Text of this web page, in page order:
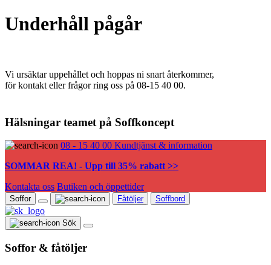
Underhåll pågår
Vi ursäktar uppehållet och hoppas ni snart återkommer,
för kontakt eller frågor ring oss på 08-15 40 00.
Hälsningar teamet på Soffkoncept
08 - 15 40 00 Kundtjänst & information
SOMMAR REA! - Upp till 35% rabatt >>
Kontakta oss Butiken och öppettider
Soffor Fåtöljer Soffbord
Sök
Soffor & fåtöljer